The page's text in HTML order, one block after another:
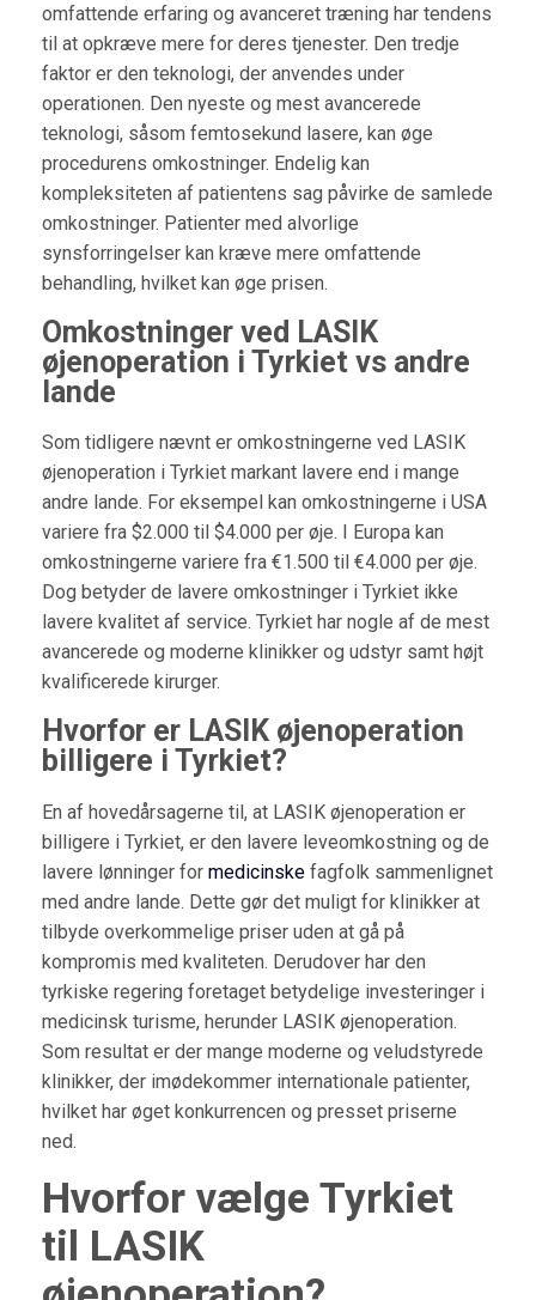
omfattende erfaring og avanceret træning har tendens
til at opkræve mere for deres tjenester. Den tredje
faktor er den teknologi, der anvendes under
operationen. Den nyeste og mest avancerede
teknologi, såsom femtosekund lasere, kan øge
procedurens omkostninger. Endelig kan
kompleksiteten af patientens sag påvirke de samlede
omkostninger. Patienter med alvorlige
synsforringelser kan kræve mere omfattende
behandling, hvilket kan øge prisen.
Omkostninger ved LASIK
øjenoperation i Tyrkiet vs andre
lande
Som tidligere nævnt er omkostningerne ved LASIK
øjenoperation i Tyrkiet markant lavere end i mange
andre lande. For eksempel kan omkostningerne i USA
variere fra $2.000 til $4.000 per øje. I Europa kan
omkostningerne variere fra €1.500 til €4.000 per øje.
Dog betyder de lavere omkostninger i Tyrkiet ikke
lavere kvalitet af service. Tyrkiet har nogle af de mest
avancerede og moderne klinikker og udstyr samt højt
kvalificerede kirurger.
Hvorfor er LASIK øjenoperation
billigere i Tyrkiet?
En af hovedårsagerne til, at LASIK øjenoperation er
billigere i Tyrkiet, er den lavere leveomkostning og de
lavere lønninger for medicinskefagfolk sammenlignet
med andre lande. Dette gør det muligt for klinikker at
tilbyde overkommelige priser uden at gå på
kompromis med kvaliteten. Derudover har den
tyrkiske regering foretaget betydelige investeringer i
medicinsk turisme, herunder LASIK øjenoperation.
Som resultat er der mange moderne og veludstyrede
klinikker, der imødekommer internationale patienter,
hvilket har øget konkurrencen og presset priserne
ned.
Hvorfor vælge Tyrkiet
til LASIK